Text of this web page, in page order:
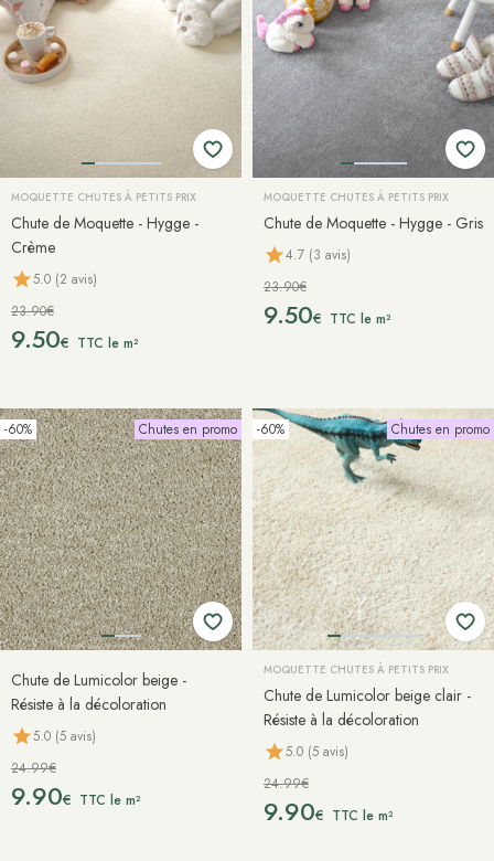
MOQUETTE CHUTES À PETITS PRIX
Chute de Moquette - Hygge -
Crème
5.0 (2 avis)
23.90€
9.50€ TTC le m²
MOQUETTE CHUTES À PETITS PRIX
Chute de Moquette - Hygge - Gris
4.7 (3 avis)
23.90€
9.50€ TTC le m²
-60% Chutes en promo
Chute de Lumicolor beige -
Résiste à la décoloration
5.0 (5 avis)
24.99€
9.90€ TTC le m²
-60% Chutes en promo
MOQUETTE CHUTES À PETITS PRIX
Chute de Lumicolor beige clair -
Résiste à la décoloration
5.0 (5 avis)
24.99€
9.90€ TTC le m²